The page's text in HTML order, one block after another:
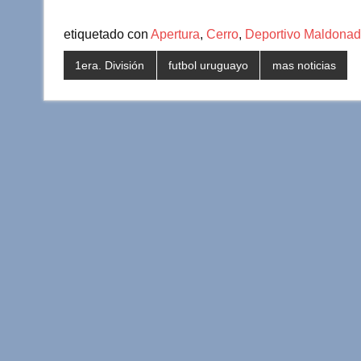
etiquetado con Apertura, Cerro, Deportivo
1era. División futbol uruguayo mas noticias